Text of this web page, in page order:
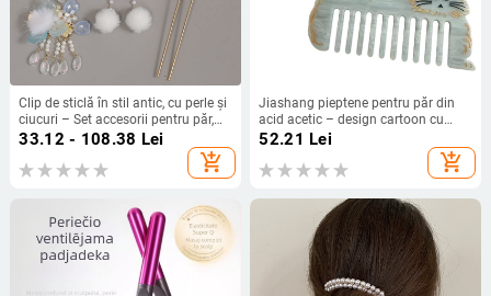
Clip de sticlă în stil antic, cu perle și
ciucuri – Set accesorii pentru păr,
lucrat manual, ambalare
33.12 - 108.38 Lei
add_shopping_cart
Jiashang pieptene pentru păr din
acid acetic – design cartoon cu
pisică, unisex, formă geometrică,
lucrat manual, cadou de sărbători
52.21 Lei
add_shopping_cart